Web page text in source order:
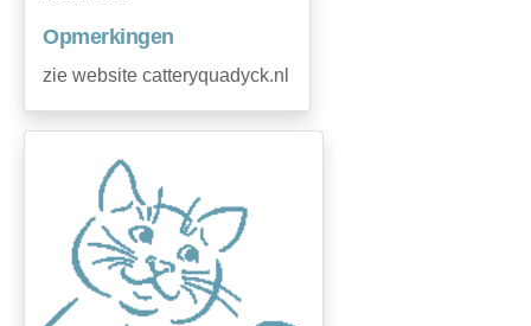
Opmerkingen
zie website catteryquadyck.nl